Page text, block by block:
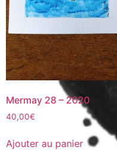
Mermay 28 – 2020
40,00€
Ajouter au panier